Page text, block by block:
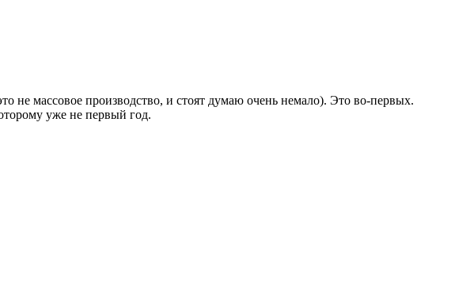
не массовое производство, и стоят думаю очень немало). Это во-первых.
уже не первый год.